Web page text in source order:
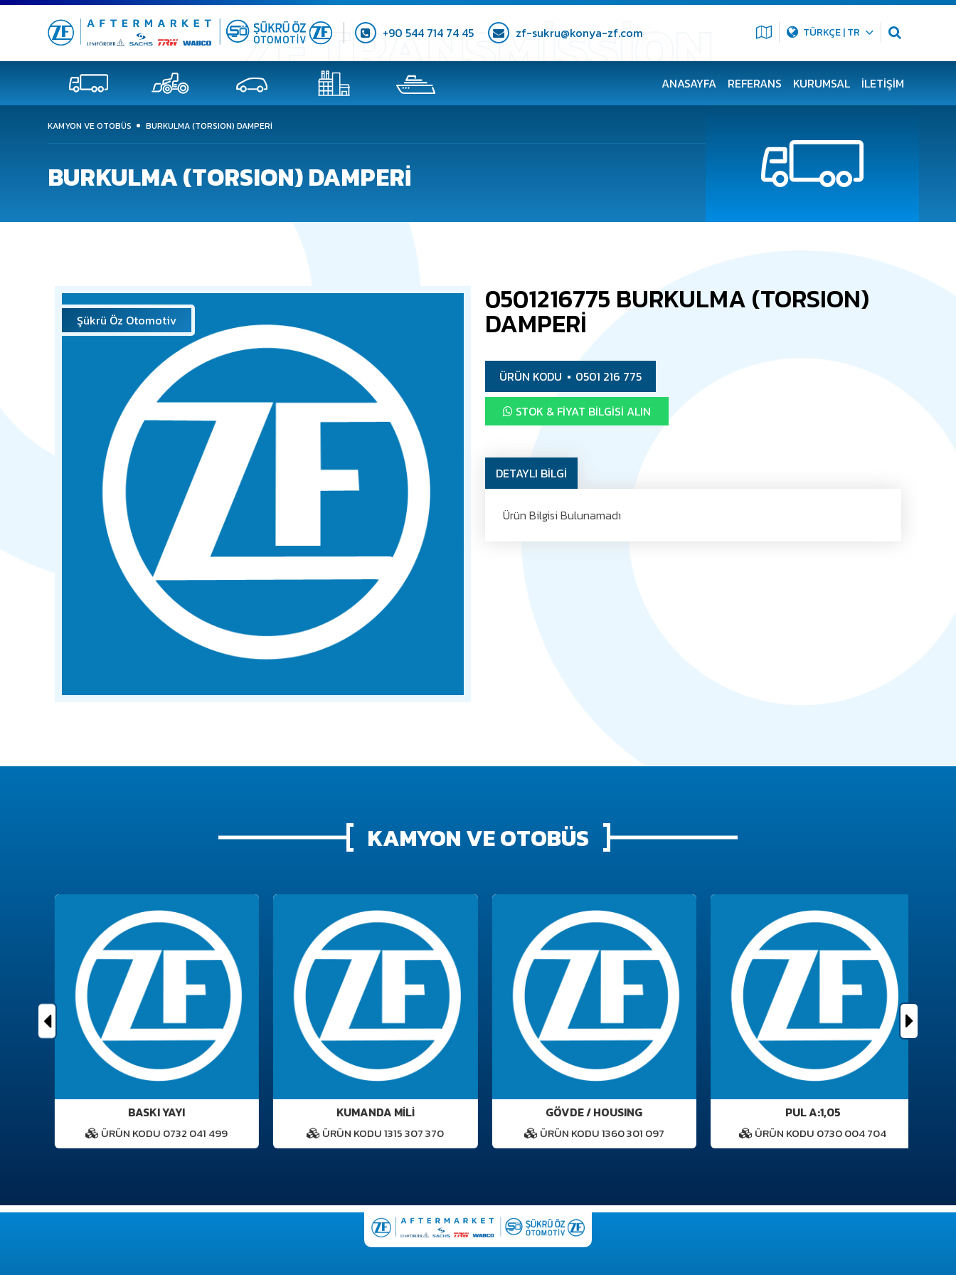
+90 544 714 74 45 zf-sukru@konya-zf.com TÜRKÇE | TR
ANASAYFA REFERANS KURUMSAL İLETIŞIM
KAMYON VE OTOBÜS BURKULMA (TORSION) DAMPERİ
BURKULMA (TORSION) DAMPERİ
Şükrü Öz Otomotiv
0501216775 BURKULMA (TORSION)
DAMPERİ
ÜRÜN KODU 0501 216 775
STOK & FIYAT BILGISI ALIN
DETAYLI BİLGİ
Ürün Bilgisi Bulunamadı
KAMYON VE OTOBÜS
BASKI YAYI
ÜRÜN KODU 0732 041 499
KUMANDA MİLİ
ÜRÜN KODU 1315 307 370
GÖVDE / HOUSING
ÜRÜN KODU 1360 301 097
PUL A:1,05
ÜRÜN KODU 0730 004 704